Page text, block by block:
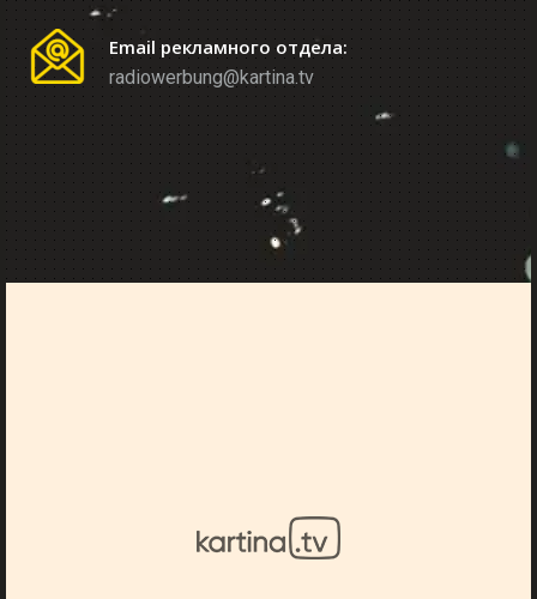
Email рекламного отдела:
radiowerbung@kartina.tv